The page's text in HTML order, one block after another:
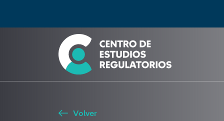
Seleccione país
Buscar
Volver